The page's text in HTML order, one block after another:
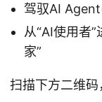
驾驭AI
从“AI使用者
家”
扫描下方二维码